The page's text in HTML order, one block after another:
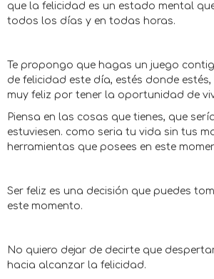
que la felicidad es un estado mental
todos los días y en todas horas.
Te propongo que hagas un juego
de felicidad este día, estés donde estés,
muy feliz por tener la oportunidad de
Piensa en las cosas que tienes, que
estuviesen. como seria tu vida sin tus
herramientas que posees en este
Ser feliz es una decisión que puedes
este momento.
No quiero dejar de decirte que
hacia alcanzar la felicidad.